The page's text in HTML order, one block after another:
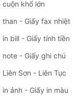
cuộn khổ lớn
than - Giấy fax nhiệt
in bill - Giấy tính tiền
note - Giấy ghi chú
Liên Sơn - Liên Tục
in ảnh - Giấy in màu